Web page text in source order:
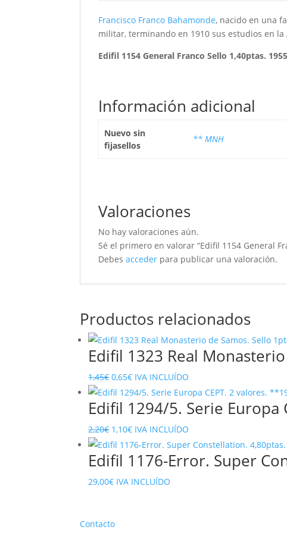
Francisco Franco Bahamonde, nacido en una
militar, terminando en 1910 sus estudios en
Edifil 1154 General Franco Sello 1,40ptas.
Información adicional
Nuevo sin
fijasellos
** MNH
Valoraciones
No hay valoraciones aún.
Sé el primero en valorar “Edifil 1154 General
Debesacceder para publicar una valoración.
Productos relacionados
Edifil 1323 Real
1,45€El
precio
original
0,65€El
precio
actual
IVA INCLUÍDO
Edifil 1294/5. Serie Europa
2,20€ El
precio
original
1,10€El
precio
actual
IVA INCLUÍDO
Edifil 1176-Error. Super
29,00€ IVA INCLUÍDO
Contacto